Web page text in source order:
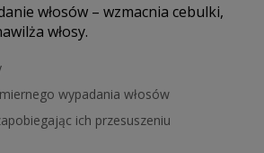
włosów – wzmacnia cebulki,
włosy.
wypadania włosów
ich przesuszeniu